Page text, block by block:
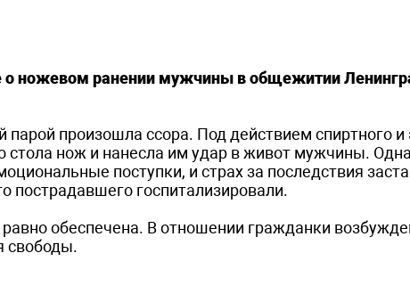
о ножевом ранении мужчины в общежитии
произошла ссора. Под действием спиртного
стола нож и нанесла им удар в живот мужчины.
поступки, и страх за последствия
пострадавшего госпитализировали.
обеспечена. В отношении гражданки
свободы.